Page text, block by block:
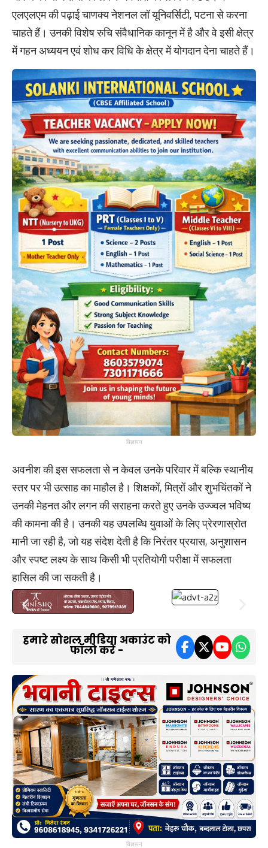
एलएलएम की पढ़ाई चाणक्य नेशनल लॉ यूनिवर्सिटी, पटना से करना
चाहते हैं। उनकी विशेष रुचि संवैधानिक कानून में है और वे इसी क्षेत्र
में गहन अध्ययन एवं शोध कर विधि के क्षेत्र में योगदान देना चाहते हैं।
विज्ञापन
अवनीश की इस सफलता से न केवल उनके परिवार में बल्कि स्थानीय
स्तर पर भी उत्साह का माहौल है। शिक्षकों, मित्रों और शुभचिंतकों ने
उनकी मेहनत और लगन की सराहना करते हुए उनके उज्ज्वल भविष्य
की कामना की है। उनकी यह उपलब्धि युवाओं के लिए प्रेरणास्रोत
मानी जा रही है, जो यह संदेश देती है कि निरंतर प्रयास, अनुशासन
और स्पष्ट लक्ष्य के साथ किसी भी प्रतियोगी परीक्षा में सफलता
हासिल की जा सकती है।
हमारे सोशल मीडिया अकाउंट को
फॉलो करें -
विज्ञापन